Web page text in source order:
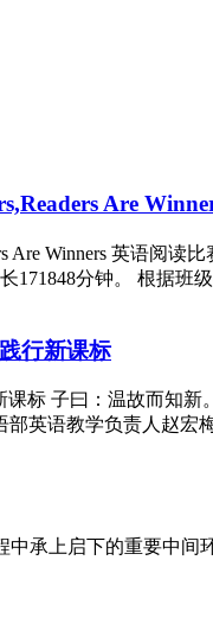
Are
Are Winners 英语
171848分钟。 根据班
行新课标
标 子曰：温故而知
英语教学负责人赵宏
中承上启下的重要中